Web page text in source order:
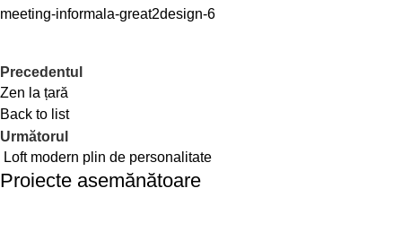
Precedentul
Zen la țară
Back to list
Următorul
Loft modern plin de personalitate
Proiecte asemănătoare